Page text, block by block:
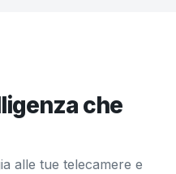
che
alle tue telecamere e